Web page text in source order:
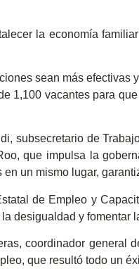
la economía
sean más
1,100 vacantes para
subsecretario de
que impulsa la
un mismo lugar,
de Empleo y
desigualdad y
coordinador
que resultó todo un